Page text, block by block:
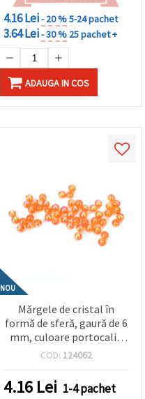
4.16 Lei- 20 %5-24 pachet
3.64 Lei- 30 % 25 pachet +
ADAUGA IN COS
NOU
Mărgele de cristal în
formă de sferă, gaură de 6
mm, culoare portocalie
curcubeu, 1 mm - 20
COD: 124062
4.16 Lei 1-4 pachet